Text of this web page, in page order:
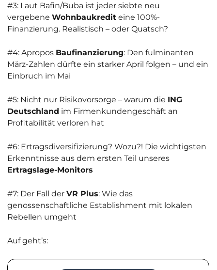
#3: Laut Bafin/Buba ist jeder siebte neu
vergebene Wohnbaukredit eine 100%-
Finanzierung. Realistisch – oder Quatsch?
#4: Apropos Baufinanzierung: Den fulminanten
März-Zahlen dürfte ein starker April folgen – und ein
Einbruch im Mai
#5: Nicht nur Risikovorsorge – warum die ING
Deutschland im Firmenkundengeschäft an
Profitabilität verloren hat
#6: Ertragsdiversifizierung? Wozu?! Die wichtigsten
Erkenntnisse aus dem ersten Teil unseres
Ertragslage-Monitors
#7: Der Fall der VR Plus: Wie das
genossenschaftliche Establishment mit lokalen
Rebellen umgeht
Auf geht’s: